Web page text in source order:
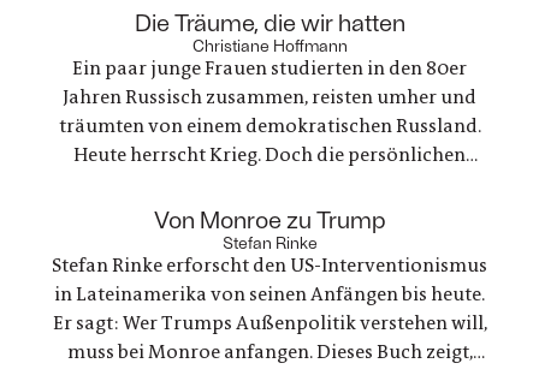
anderes heraus. Es geht um nichts weniger als die
große Frage nach Gerechtigkeit. Eine
nervenaufreibende Ermittlung beginnt
Die Träume, die wir hatten
Christiane Hoffmann
Ein paar junge Frauen studierten in den 80er
Jahren Russisch zusammen, reisten umher und
träumten von einem demokratischen Russland.
Heute herrscht Krieg. Doch die persönlichen
gerade als eine der Frauen stirbt. Ein Buch über
Trauer und Hoffnung in deutsch-ukranisch-
russischen Beziehungen
Von Monroe zu Trump
Stefan Rinke
Stefan Rinke erforscht den US-Interventionismus
in Lateinamerika von seinen Anfängen bis heute.
Er sagt: Wer Trumps Außenpolitik verstehen will,
muss bei Monroe anfangen. Dieses Buch zeigt,